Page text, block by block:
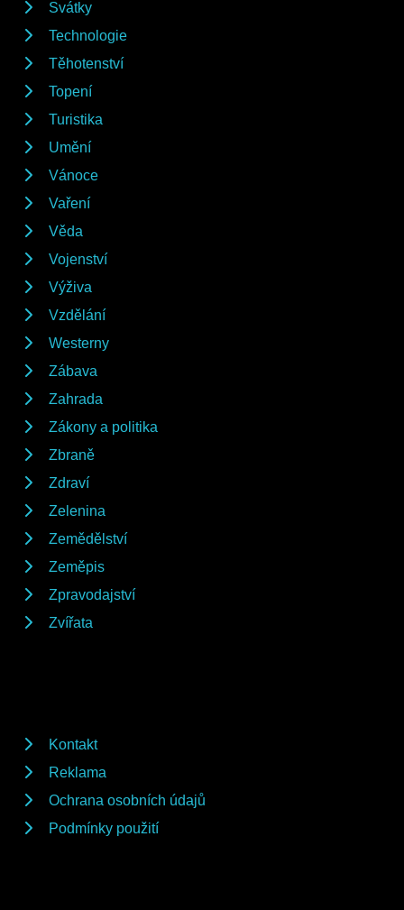
Svátky
Technologie
Těhotenství
Topení
Turistika
Umění
Vánoce
Vaření
Věda
Vojenství
Výživa
Vzdělání
Westerny
Zábava
Zahrada
Zákony a politika
Zbraně
Zdraví
Zelenina
Zemědělství
Zeměpis
Zpravodajství
Zvířata
Kontakt
Reklama
Ochrana osobních údajů
Podmínky použití